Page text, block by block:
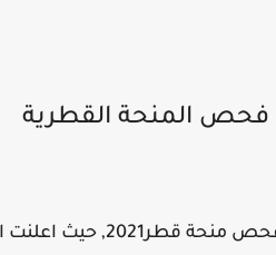
فحص المنحة القطرية
رابط فحص منحة